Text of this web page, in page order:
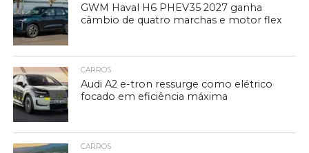
GWM Haval H6 PHEV35 2027 ganha
câmbio de quatro marchas e motor flex
CARROS
Audi A2 e-tron ressurge como elétrico
focado em eficiência máxima
CARROS